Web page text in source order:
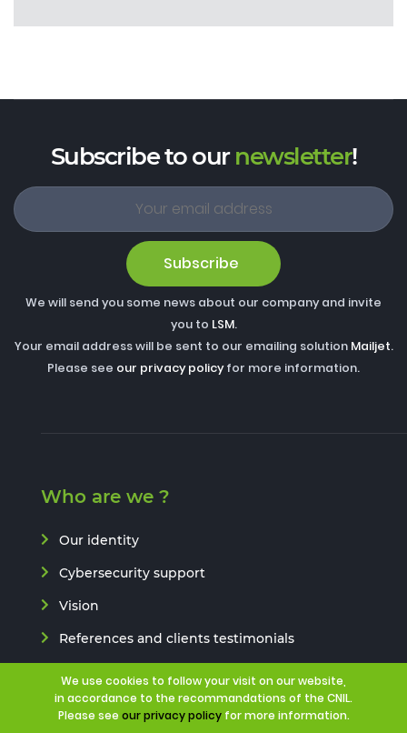
Subscribe to ournewsletter!
Subscribe
We will send you some news about our company and invite
you to LSM.
Your email address will be sent to our emailing solution Mailjet.
Please see our privacy policyfor more information.
Who are we ?
Our identity
Cybersecurity support
Vision
References and clients testimonials
Our certifications
We use cookies to follow your visit on our website,
in accordance to the recommandations of the CNIL.
Please see our privacy policyfor more information.